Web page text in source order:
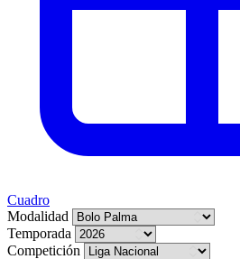
Cuadro
Modalidad
Temporada
Competición